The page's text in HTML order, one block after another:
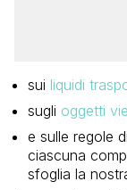
sui liquidi
sugli oggetti
e sulle regole
ciascuna
sfoglia la